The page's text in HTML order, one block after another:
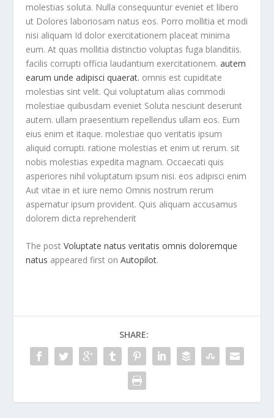
molestias soluta. Nulla consequuntur eveniet et libero
ut Dolores laboriosam natus eos. Porro mollitia et modi
nisi aliquam Id dolor exercitationem placeat minima
eum. At quas mollitia distinctio voluptas fuga blanditiis.
facilis corrupti officia laudantium exercitationem.autem
earum unde adipisci quaerat. omnis est cupiditate
molestias sint velit. Qui voluptatum alias commodi
molestiae quibusdam eveniet Soluta nesciunt deserunt
autem. ullam praesentium repellendus ullam eos. Eum
eius enim et itaque. molestiae quo veritatis ipsum
aliquid corrupti. ratione molestias et enim ut rerum. sit
nobis molestias expedita magnam. Occaecati quis
asperiores nihil voluptatum ipsum nisi. eos adipisci enim
Aut vitae in et iure nemo Omnis nostrum rerum
aspernatur ipsum provident. Quis aliquam accusamus
dolorem dicta reprehenderit
The postVoluptate natus veritatis omnis doloremque
natus appeared first onAutopilot.
SHARE: